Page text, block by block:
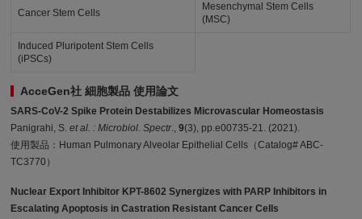
Cancer Stem Cells
Mesenchymal Stem Cells
(MSC)
Induced Pluripotent Stem Cells
(iPSCs)
AcceGen社 細胞製品 使用論文
SARS-CoV-2 Spike Protein Destabilizes Microvascular Homeostasis
Panigrahi, S.et al. : Microbiol. Spectr.,9(3), pp.e00735-21. (2021).
使用製品：Human Pulmonary Alveolar Epithelial Cells（Catalog# ABC-
TC3770）
Nuclear Export Inhibitor KPT-8602 Synergizes with PARP Inhibitors in
Escalating Apoptosis in Castration Resistant Cancer Cells